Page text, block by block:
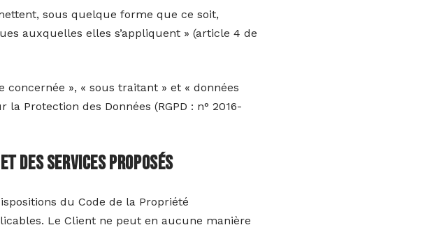
sous quelque forme que ce soit,
auxquelles elles s’appliquent » (article 4 de
concernée », « sous traitant » et « données
Protection des Données (RGPD : n° 2016-
des services proposés
du Code de la Propriété
Le Client ne peut en aucune manière